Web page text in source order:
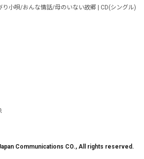
り小唄/おんな情話/母のいない故郷 | CD(シングル)
Communications CO., All rights reserved.